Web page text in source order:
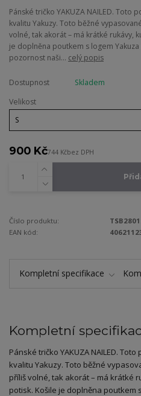
Pánské tričko YAKUZA NAILED.
kvalitu Yakuzy. Toto běžné
volné, tak akorát – má krátké rukávy,
je doplněna poutkem s logem
pozornost naši... celý popis
Dostupnost
Skladem
Velikost
900 Kč744 Kčbez DPH
Číslo produktu:
EAN kód:
Kompletní specifikace
Kompletní
Pánské tričko YAKUZA NAILED.
kvalitu Yakuzy. Toto běžné
příliš volné, tak akorát – má krátké
potisk. Košile je doplněna poutkem